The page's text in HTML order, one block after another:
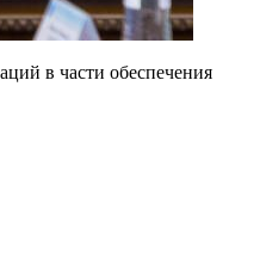
в части обеспечения